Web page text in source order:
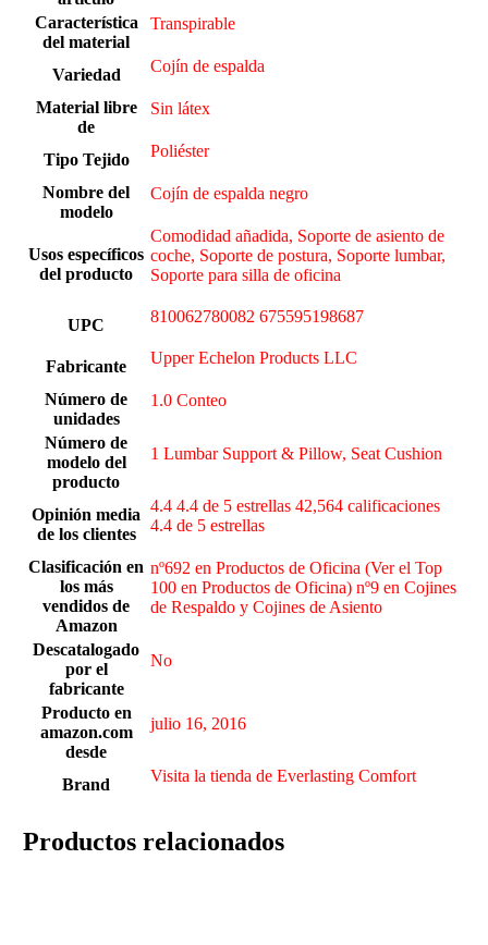
Característica
del material
Transpirable
Variedad Cojín de espalda
Material libre
de
Sin látex
Tipo Tejido ‎Poliéster
Nombre del
modelo
Cojín de espalda negro
Usos específicos
del producto
Comodidad añadida, Soporte de asiento de
coche, Soporte de postura, Soporte lumbar,
Soporte para silla de oficina
UPC 810062780082 675595198687
Fabricante Upper Echelon Products LLC
Número de
unidades
1.0 Conteo
Número de
modelo del
producto
1 Lumbar Support & Pillow, Seat Cushion
Opinión media
de los clientes
4.4 4.4 de 5 estrellas 42,564 calificaciones
4.4 de 5 estrellas
Clasificación en
los más
vendidos de
Amazon
nº692 en Productos de Oficina (Ver el Top
100 en Productos de Oficina) nº9 en Cojines
de Respaldo y Cojines de Asiento
Descatalogado
por el
fabricante
‎No
Producto en
amazon.com
desde
julio 16, 2016
Brand Visita la tienda de Everlasting Comfort
Productos relacionados